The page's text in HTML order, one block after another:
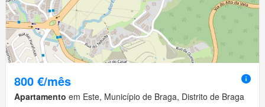
800 €/mês
Apartamento em Este, Município de Braga, Distrito de Braga